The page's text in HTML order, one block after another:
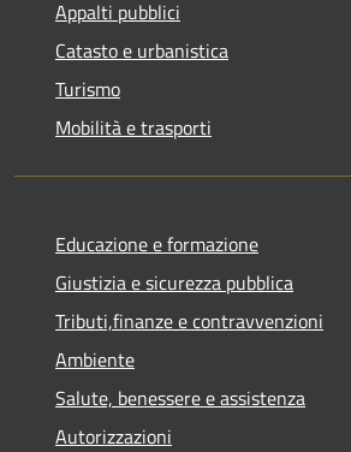
Appalti pubblici
Catasto e urbanistica
Turismo
Mobilità e trasporti
Educazione e formazione
Giustizia e sicurezza pubblica
Tributi,finanze e contravvenzioni
Ambiente
Salute, benessere e assistenza
Autorizzazioni